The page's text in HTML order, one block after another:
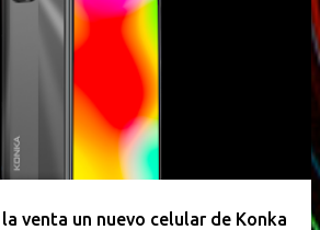
venta un nuevo celular de Konka